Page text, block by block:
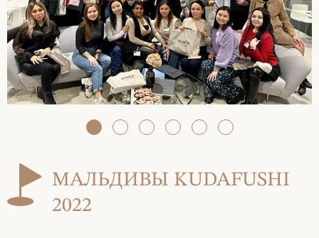
МАЛЬДИВЫ KUDAFUSHI
2022